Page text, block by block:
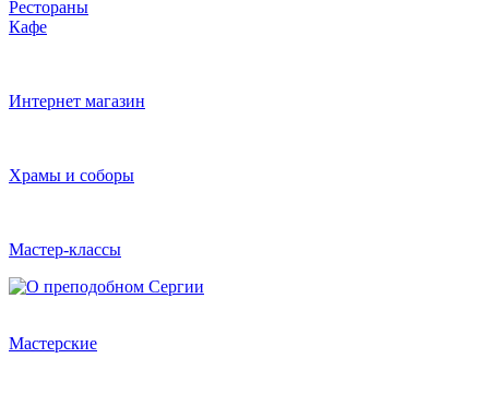
Рестораны
Кафе
Интернет магазин
Храмы и соборы
Мастер-классы
Мастерские